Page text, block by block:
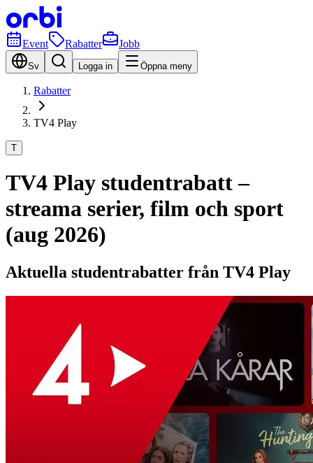
Event Rabatter Jobb
Sv Logga in Öppna meny
Rabatter
TV4 Play
T
TV4 Play studentrabatt –
streama serier, film och sport
(aug 2026)
Aktuella studentrabatter från TV4 Play